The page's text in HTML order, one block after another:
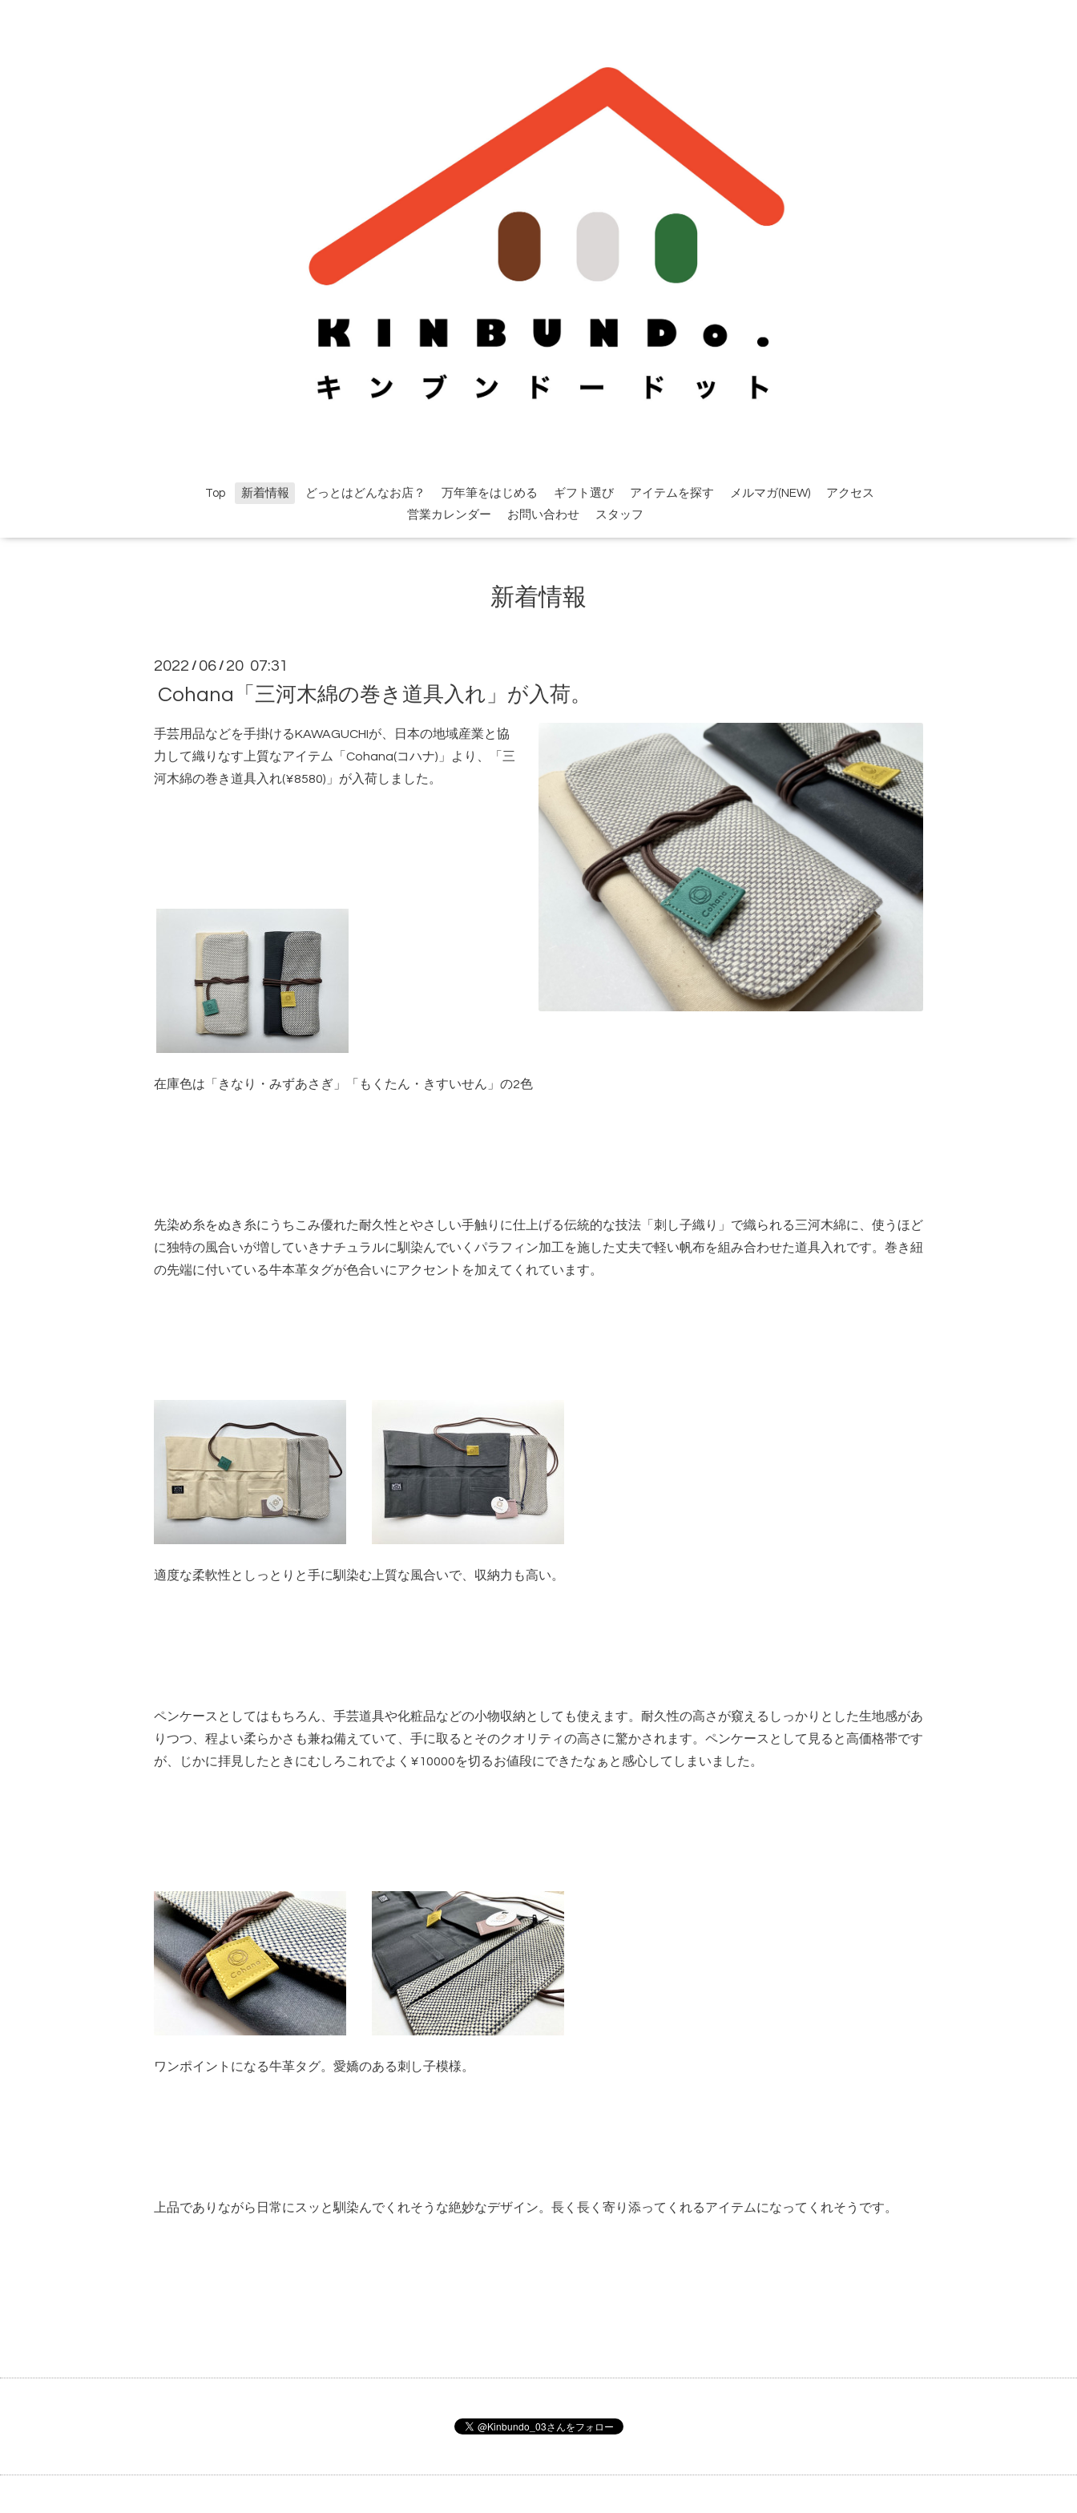
Top 新着情報 どっとはどんなお店？ 万年筆をはじめる ギフト選び アイテムを探す メルマガ(NEW)
アクセス
営業カレンダー
お問い合わせ スタッフ
新着情報
2022 / 06 / 20 07:31
Cohana「三河木綿の巻き道具入れ」が入荷。
手芸用品などを手掛けるKAWAGUCHIが、日本の地域産業と協
力して織りなす上質なアイテム「Cohana(コハナ)」より、「三
河木綿の巻き道具入れ(¥8580)」が入荷しました。
在庫色は「きなり・みずあさぎ」「もくたん・きすいせん」の2色
先染め糸をぬき糸にうちこみ優れた耐久性とやさしい手触りに仕上げる伝統的な技法「刺し子織り」で織られる三河木綿に、使うほど
に独特の風合いが増していきナチュラルに馴染んでいくパラフィン加工を施した丈夫で軽い帆布を組み合わせた道具入れです。巻き紐
の先端に付いている牛本革タグが色合いにアクセントを加えてくれています。
適度な柔軟性としっとりと手に馴染む上質な風合いで、収納力も高い。
ペンケースとしてはもちろん、手芸道具や化粧品などの小物収納としても使えます。耐久性の高さが窺えるしっかりとした生地感があ
りつつ、程よい柔らかさも兼ね備えていて、手に取るとそのクオリティの高さに驚かされます。ペンケースとして見ると高価格帯です
が、じかに拝見したときにむしろこれでよく¥10000を切るお値段にできたなぁと感心してしまいました。
ワンポイントになる牛革タグ。愛嬌のある刺し子模様。
上品でありながら日常にスッと馴染んでくれそうな絶妙なデザイン。長く長く寄り添ってくれるアイテムになってくれそうです。